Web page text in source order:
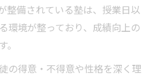
整備されている塾は、授業日以
環境が整っており、成績向上の
の得意・不得意や性格を深く理